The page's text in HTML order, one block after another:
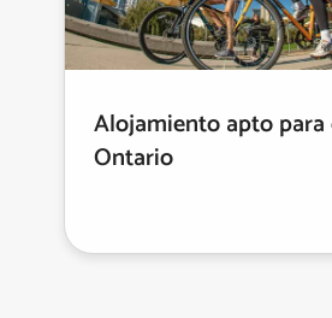
Alojamiento apto para
Ontario